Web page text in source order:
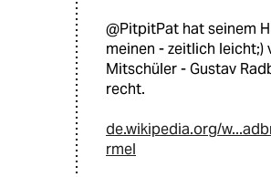
@PitpitPat hat seinem
meinen - zeitlich leicht;)
Mitschüler - Gustav
recht.
de.wikipedia.org/
rmel